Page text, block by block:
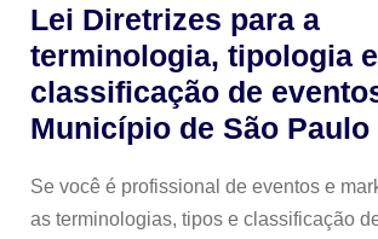
Lei Diretrizes para a
terminologia, tipologia e
classificação de
Município de São Paulo
Se você é profissional de eventos e
as terminologias, tipos e classificação